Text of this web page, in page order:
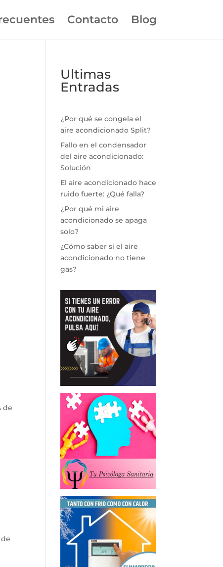
Contacto Blog
de
Ultimas
Entradas
¿Por qué se congela el
aire acondicionado Split?
Fallo en el condensador
del aire acondicionado:
Solución
El aire acondicionado hace
ruido fuerte: ¿Qué falla?
¿Por qué mi aire
acondicionado se apaga
solo?
¿Cómo saber si el aire
acondicionado no tiene
gas?